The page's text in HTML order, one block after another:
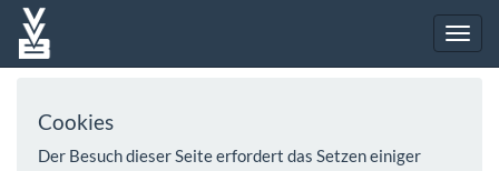
Cookies
Der Besuch dieser Seite erfordert das Setzen einiger